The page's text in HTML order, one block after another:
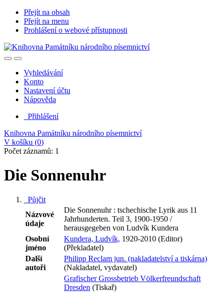
Přejít na obsah
Přejít na menu
Prohlášení o webové přístupnosti
Vyhledávání
Konto
Nastavení účtu
Nápověda
Přihlášení
Knihovna Památníku národního písemnictví
V košíku (0)
Počet záznamů: 1
Die Sonnenuhr
Půjčit
Názvové
údaje
Die Sonnenuhr : tschechische Lyrik aus 11
Jahrhunderten. Teil 3, 1900-1950 /
herausgegeben von Ludvík Kundera
Osobní
jméno
Kundera, Ludvík, 1920-2010 (Editor)
(Překladatel)
Další
autoři
Philipp Reclam jun. (nakladatelství a tiskárna)
(Nakladatel, vydavatel)
Grafischer Grossbetrieb Völkerfreundschaft
Dresden (Tiskař)